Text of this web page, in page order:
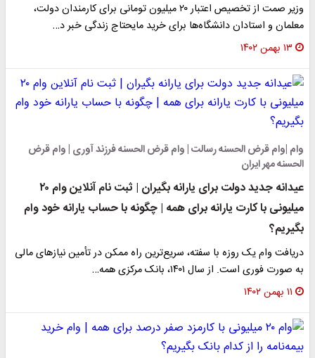
وزیر صمت از تخصیص اعتبار ۲۰ میلیون تومانی برای کارمندان دولت،
معلمان و استادان دانشگاه‌ها برای خرید مایحتاج زندگی خبر د…
۱۳ بهمن ۱۴۰۲
وام |وام قرض الحسنه رسالت | وام قرض الحسنه فرزند آوری | وام قرض
الحسنه مهر ایران
عیدانه جدید دولت برای یارانه بگیران | ثبت نام آنلاین وام ۲۰
میلیونی با کارت یارانه برای همه | چگونه با حساب یارانه خود وام
بگیریم؟
دریافت وام یک روزه با سفته، سریع‌ترین راه ممکن در تأمین نیازهای مالی
به صورت فوری است. از سال ۱۴۰۱، بانک مرکزی همه…
۱۱ بهمن ۱۴۰۲